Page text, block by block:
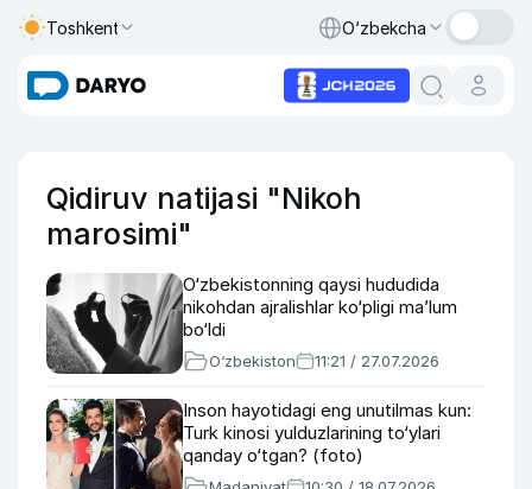
Toshkent O‘zbekcha
Qidiruv natijasi "Nikoh
marosimi"
O‘zbekistonning qaysi hududida
nikohdan ajralishlar ko‘pligi ma’lum
bo‘ldi
O‘zbekiston 11:21 / 27.07.2026
Inson hayotidagi eng unutilmas kun:
Turk kinosi yulduzlarining to‘ylari
qanday o‘tgan? (foto)